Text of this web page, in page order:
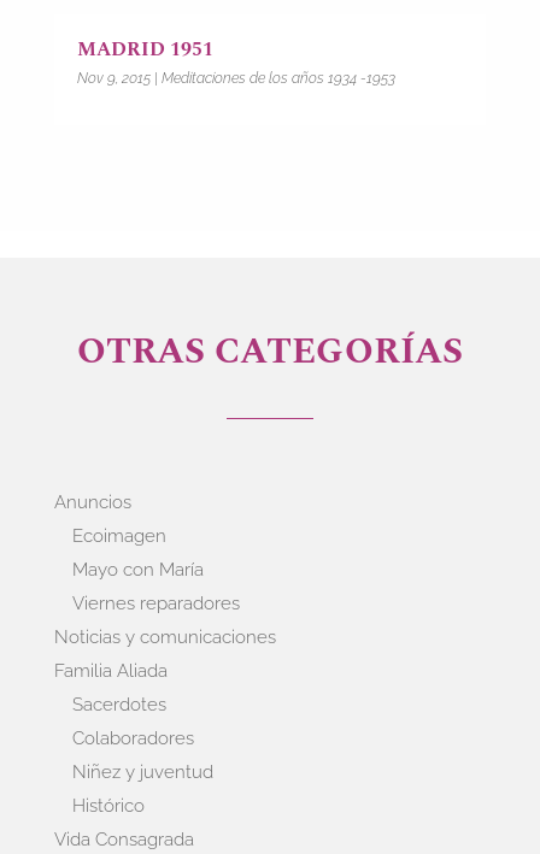
MADRID 1951
Nov 9, 2015| Meditaciones de los años 1934 -1953
OTRAS CATEGORÍAS
Anuncios
Ecoimagen
Mayo con María
Viernes reparadores
Noticias y comunicaciones
Familia Aliada
Sacerdotes
Colaboradores
Niñez y juventud
Histórico
Vida Consagrada